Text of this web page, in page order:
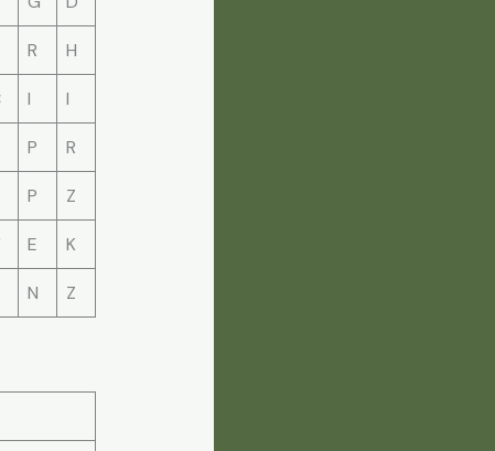
R H
I I
P R
P Z
E K
N Z